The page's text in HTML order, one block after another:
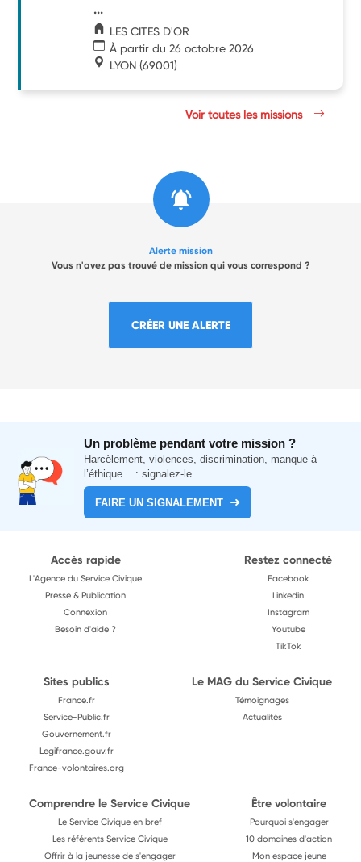
...
LES CITES D'OR
À partir du 26 octobre 2026
LYON (69001)
Voir toutes les missions
Alerte mission
Vous n'avez pas trouvé de mission qui vous correspond ?
CRÉER UNE ALERTE
Un problème pendant votre mission ?
Harcèlement, violences, discrimination, manque à
l’éthique... : signalez-le.
FAIRE UN SIGNALEMENT
Accès rapide
L'Agence du Service Civique
Presse & Publication
Connexion
Besoin d'aide ?
Restez connecté
Facebook
Linkedin
Instagram
Youtube
TikTok
Sites publics
France.fr
Service-Public.fr
Gouvernement.fr
Legifrance.gouv.fr
France-volontaires.org
Le MAG du Service Civique
Témoignages
Actualités
Comprendre le Service Civique
Le Service Civique en bref
Les référents Service Civique
Offrir à la jeunesse de s'engager
Être volontaire
Pourquoi s'engager
10 domaines d'action
Mon espace jeune